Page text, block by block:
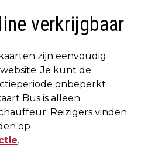
verkrijgbaar
zijn eenvoudig
Je kunt de
onbeperkt
Bus is alleen
Reizigers vinden
op
.